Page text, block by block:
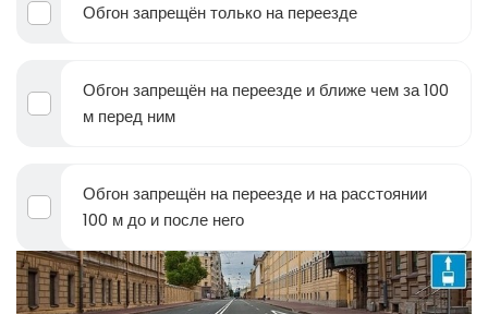
Обгон запрещён только на переезде
Обгон запрещён на переезде и ближе чем за 100
м перед ним
Обгон запрещён на переезде и на расстоянии
100 м до и после него